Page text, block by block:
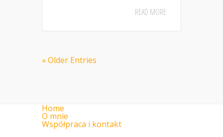
READ MORE
« Older Entries
Home
O mnie
Współpraca i kontakt